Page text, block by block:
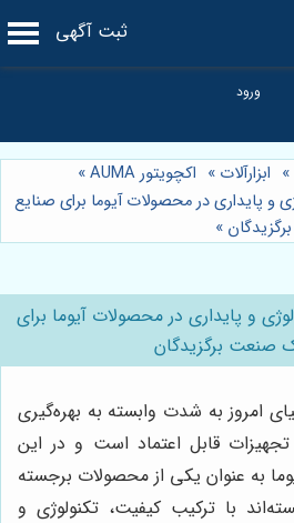
ثبت آگهی
» ابزارآلات » اکچویتور AUMA
»
و پایداری در محصولات آیوما برای صنایع
»
و پایداری در محصولات آیوما برای
صنعت برگزیدگان
امروز به شدت وابسته به بهره‌گیری
قابل اعتماد است و در این
به عنوان یکی از محصولات برجسته
با ترکیب کیفیت، تکنولوژی و